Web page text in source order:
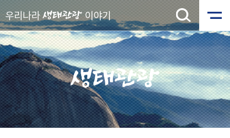
우리나라생태관광 이야기
생태관광